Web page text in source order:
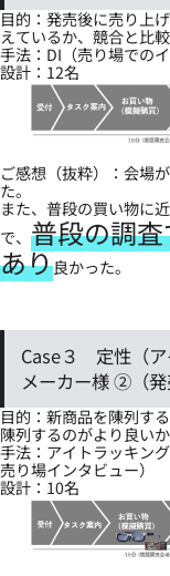
目的：発売後に売り上
えているか、競合と比
手法：DI（売り場でのイ
設計：12名
ご感想（抜粋）：会場
た。
また、普段の買い物に
で、 普段の調
あり良かった。
Case３ 定性（ア
メーカー様 ②（発
目的：新商品を陳列す
陳列するのがより良い
手法：アイトラッキン
売り場インタビュー）
設計：10名